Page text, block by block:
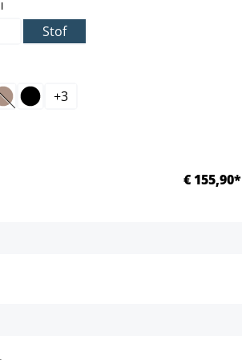
select
Stof
(Deze optie is momenteel niet beschikbaar.)
+3
€ 155,90*